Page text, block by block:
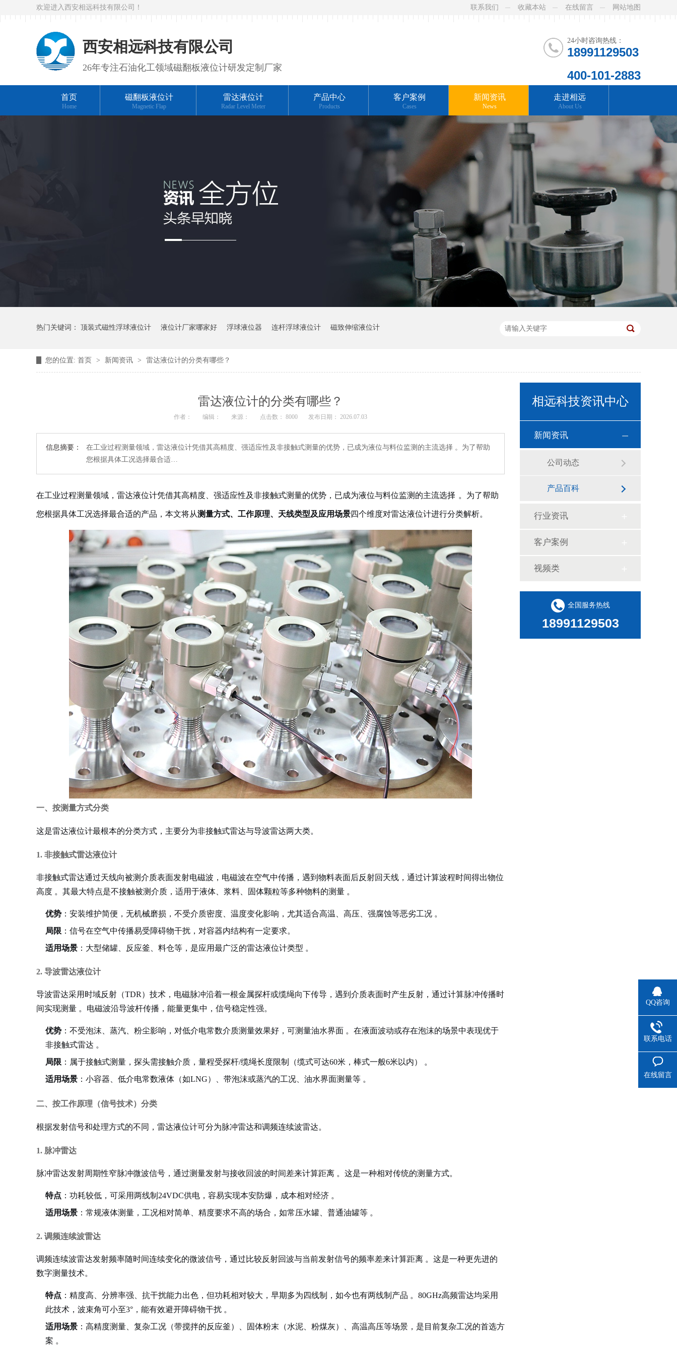
联系我们 收藏本站 在线留言 网站地图
欢迎进入西安相远科技有限公司！
24小时咨询热线：
18991129503
400-101-2883
西安相远科技有限公司
26年专注石油化工领域磁翻板液位计研发定制厂家
首页
Home
磁翻板液位计
Magnetic Flap
雷达液位计
Radar Level Meter
产品中心
Products
客户案例
Cases
新闻资讯
News
走进相远
About Us
热门关键词： 顶装式磁性浮球液位计 液位计厂家哪家好 浮球液位器 连杆浮球液位计 磁致伸缩液位计
您的位置: 首页 > 新闻资讯 > 雷达液位计的分类有哪些？
雷达液位计的分类有哪些？
作者： 编辑： 来源： 点击数： 8000 发布日期： 2026.07.03
信息摘要：
在工业过程测量领域，雷达液位计凭借其高精度、强适应性及非接触式测量的优势，已成为液位与料位监测的主流选择 。为了帮助
您根据具体工况选择最合适…
在工业过程测量领域，雷达液位计凭借其高精度、强适应性及非接触式测量的优势，已成为液位与料位监测的主流选择 。为了帮助
您根据具体工况选择最合适的产品，本文将从测量方式、 工作原理、 天线类型及应用场景四个维度对雷达液位计进行分类解析。
一、按测量方式分类
这是雷达液位计最根本的分类方式，主要分为非接触式雷达与导波雷达两大类。
1. 非接触式雷达液位计
非接触式雷达通过天线向被测介质表面发射电磁波，电磁波在空气中传播，遇到物料表面后反射回天线，通过计算波程时间得出物位
高度 。其最大特点是不接触被测介质 ，适用于液体、浆料、固体颗粒等多种物料的测量 。
优势 ：安装维护简便，无机械磨损，不受介质密度、温度变化影响，尤其适合高温、高压、强腐蚀等恶劣工况 。
局限 ：信号在空气中传播易受障碍物干扰，对容器内结构有一定要求。
适用场景 ：大型储罐、反应釜、料仓等，是应用最广泛的雷达液位计类型 。
2. 导波雷达液位计
导波雷达采用时域反射（TDR）技术，电磁脉冲沿着一根金属探杆或缆绳向下传导，遇到介质表面时产生反射，通过计算脉冲传播时
间实现测量 。电磁波沿导波杆传播，能量更集中， 信号稳定性强。
优势 ：不受泡沫、蒸汽、粉尘影响，对低介电常数介质测量效果好，可测量油水界面 。在液面波动或存在泡沫的场景中表现优于
非接触式雷达 。
局限 ：属于接触式测量，探头需接触介质，量程受探杆/缆绳长度限制（缆式可达60米，棒式一般6米以内）
。
适用场景 ：小容器、低介电常数液体（如LNG）、带泡沫或蒸汽的工况、油水界面测量等 。
二、按工作原理（信号技术）分类
根据发射信号和处理方式的不同，雷达液位计可分为脉冲雷达和调频连续波雷达。
1. 脉冲雷达
脉冲雷达发射周期性窄脉冲微波信号，通过测量发射与接收回波的时间差来计算距离 。这是一种相对传统的测量方式。
特点 ：功耗较低，可采用两线制24VDC供电，容易实现本安防爆，成本相对经济 。
适用场景 ：常规液体测量，工况相对简单、精度要求不高的场合，如常压水罐、普通油罐等 。
2. 调频连续波雷达
调频连续波雷达发射频率随时间连续变化的微波信号，通过比较反射回波与当前发射信号的频率差来计算距离 。这是一种更先进的
数字测量技术。
特点 ：精度高、分辨率强、抗干扰能力出色，但功耗相对较大，早期多为四线制，如今也有两线制产品 。80GHz高频雷达均采用
此技术，波束角可小至3°，能有效避开障碍物干扰 。
适用场景 ：高精度测量、复杂工况（带搅拌的反应釜）、固体粉末（水泥、粉煤灰）、高温高压等场景，是目前复杂工况的首选方
案 。
相远科技资讯中心
新闻资讯
公司动态
产品百科
行业资讯
客户案例
视频类
全国服务热线
18991129503
QQ咨询
联系电话
在线留言